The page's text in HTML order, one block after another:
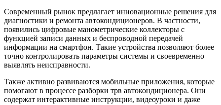
Современный рынок предлагает инновационные решения для
диагностики и ремонта автокондиционеров. В частности,
появились цифровые манометрические коллекторы с
функцией записи данных и беспроводной передачей
информации на смартфон. Такие устройства позволяют более
точно контролировать параметры системы и своевременно
выявлять неисправности.
Также активно развиваются мобильные приложения, которые
помогают в процессе разборки трв автокондиционера. Они
содержат интерактивные инструкции, видеоуроки и даже